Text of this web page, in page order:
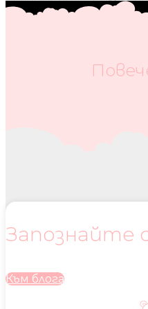
Запознайте
Към блога